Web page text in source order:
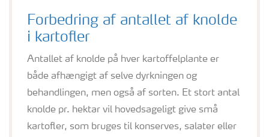
Forbedring af antallet af knolde
i kartofler
Antallet af knolde på hver kartoffelplante er
både afhængigt af selve dyrkningen og
behandlingen, men også af sorten. Et stort antal
knolde pr. hektar vil hovedsageligt give små
kartofler, som bruges til konserves, salater eller